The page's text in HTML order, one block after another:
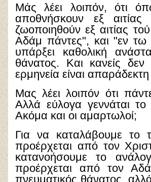
Μάς λέει λοιπόν, ότι
αποθνήσκουν εξ
ζωοποιηθούν εξ αιτίας
Αδάμ πάντες", και "εν τω
υπάρξει καθολική
θάνατος. Και κανείς
ερμηνεία είναι
Μας λέει λοιπόν ότι
Αλλά εύλογα γεννάται
Ακόμα και οι αμαρτωλοί;
Για να καταλάβουμε το
προέρχεται από τον
κατανοήσουμε το
προέρχεται από τον
πνευματικός θάνατος,